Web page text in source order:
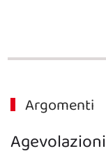
Argomenti
Agevolazioni